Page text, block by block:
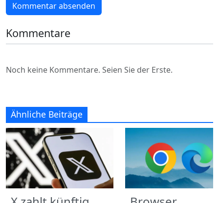
Kommentar absenden
Kommentare
Noch keine Kommentare. Seien Sie der Erste.
Ähnliche Beiträge